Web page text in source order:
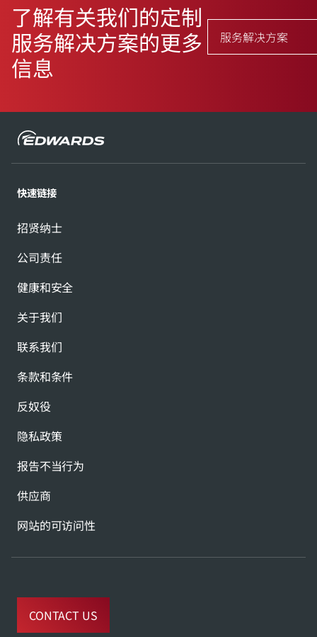
了解有关我们的定制
服务解决方案的更多
信息
服务解决方案
快速链接
招贤纳士
公司责任
健康和安全
关于我们
联系我们
条款和条件
反奴役
隐私政策
报告不当行为
供应商
网站的可访问性
CONTACT US